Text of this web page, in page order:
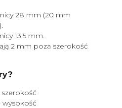
28 mm (20 mm
13,5 mm.
2 mm poza szerokość
szerokość
wysokość